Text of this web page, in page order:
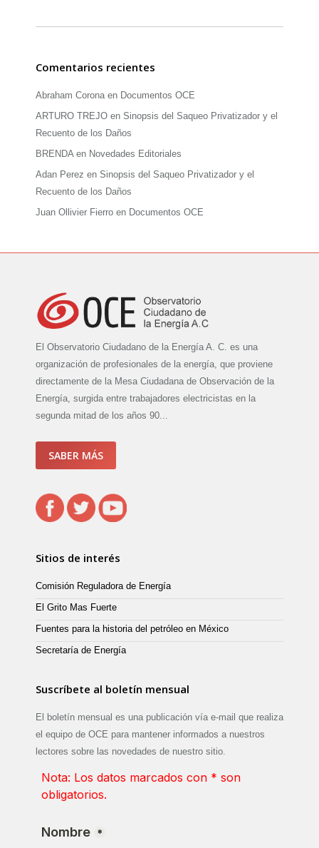
Comentarios recientes
Abraham Corona en Documentos OCE
ARTURO TREJO en Sinopsis del Saqueo Privatizador y el
Recuento de los Daños
BRENDA en Novedades Editoriales
Adan Perez en Sinopsis del Saqueo Privatizador y el
Recuento de los Daños
Juan Ollivier Fierro en Documentos OCE
El Observatorio Ciudadano de la Energía A. C. es una
organización de profesionales de la energía, que proviene
directamente de la Mesa Ciudadana de Observación de la
Energía, surgida entre trabajadores electricistas en la
segunda mitad de los años 90...
SABER MÁS
Sitios de interés
Comisión Reguladora de Energía
El Grito Mas Fuerte
Fuentes para la historia del petróleo en México
Secretaría de Energía
Suscríbete al boletín mensual
El boletín mensual es una publicación vía e-mail que realiza
el equipo de OCE para mantener informados a nuestros
lectores sobre las novedades de nuestro sitio.